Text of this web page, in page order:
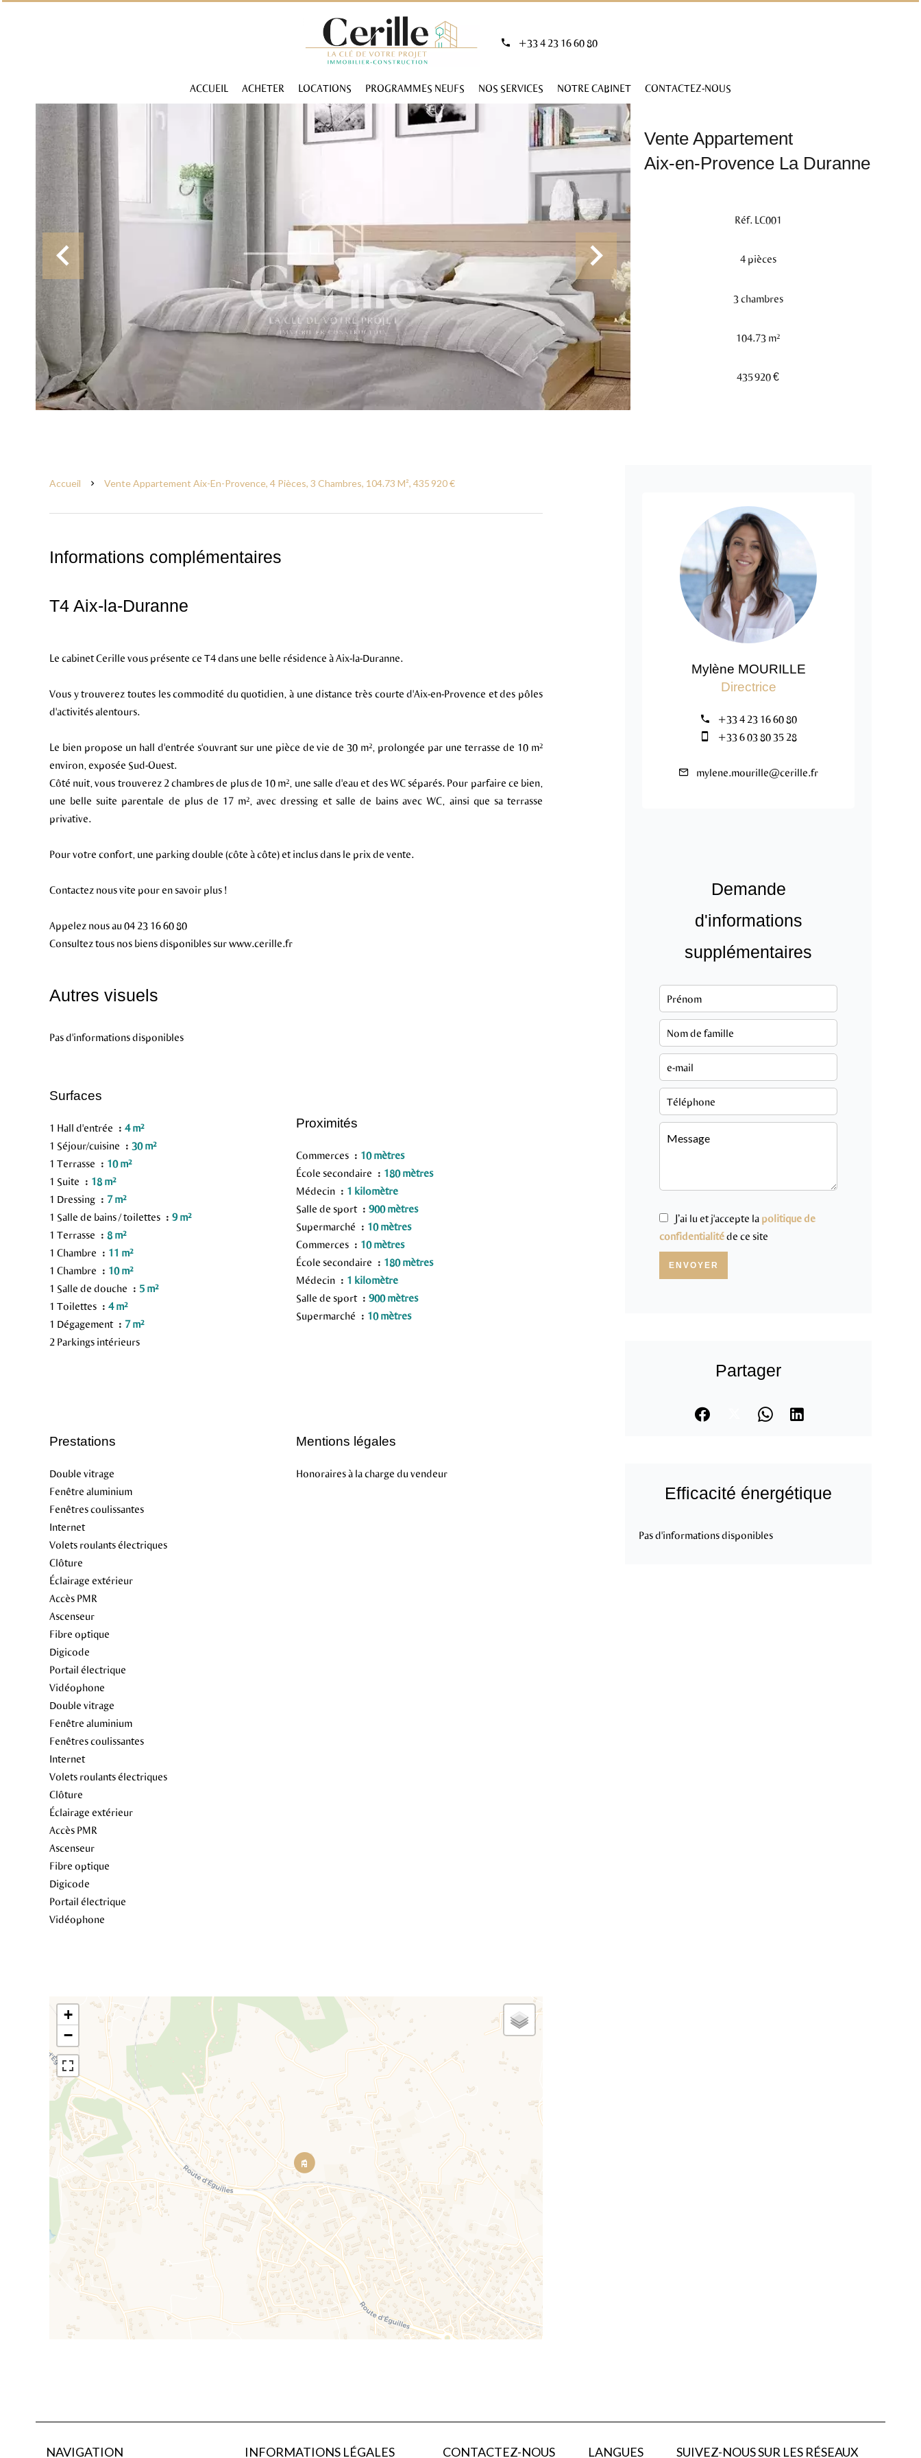
+33 4 23 16 60 80
ACCUEIL ACHETER LOCATIONS PROGRAMMES NEUFS NOS SERVICES NOTRE CABINET CONTACTEZ-NOUS
Vente Appartement
Aix-en-Provence La Duranne
Réf. LC001
4 pièces
3 chambres
104.73 m²
435 920 €
Accueil Vente Appartement Aix-En-Provence, 4 Pièces, 3 Chambres, 104.73 M², 435 920 €
Informations complémentaires
T4 Aix-la-Duranne
Le cabinet Cerille vous présente ce T4 dans une belle résidence à Aix-la-Duranne.
Vous y trouverez toutes les commodité du quotidien, à une distance très courte d'Aix-en-Provence et des pôles
d'activités alentours.
Le bien propose un hall d'entrée s'ouvrant sur une pièce de vie de 30 m², prolongée par une terrasse de 10 m²
environ, exposée Sud-Ouest.
Côté nuit, vous trouverez 2 chambres de plus de 10 m², une salle d'eau et des WC séparés. Pour parfaire ce bien,
une belle suite parentale de plus de 17 m², avec dressing et salle de bains avec WC, ainsi que sa terrasse
privative.
Pour votre confort, une parking double (côte à côte) et inclus dans le prix de vente.
Contactez nous vite pour en savoir plus !
Appelez nous au 04 23 16 60 80
Consultez tous nos biens disponibles sur www.cerille.fr
Autres visuels
Pas d'informations disponibles
Surfaces
1 Hall d'entrée
4 m²
1 Séjour/cuisine
30 m²
1 Terrasse
10 m²
1 Suite
18 m²
1 Dressing
7 m²
1 Salle de bains / toilettes
9 m²
1 Terrasse
8 m²
1 Chambre
11 m²
1 Chambre
10 m²
1 Salle de douche
5 m²
1 Toilettes
4 m²
1 Dégagement
7 m²
2 Parkings intérieurs
Proximités
Commerces
10 mètres
École secondaire
180 mètres
Médecin
1 kilomètre
Salle de sport
900 mètres
Supermarché
10 mètres
Commerces
10 mètres
École secondaire
180 mètres
Médecin
1 kilomètre
Salle de sport
900 mètres
Supermarché
10 mètres
Prestations
Double vitrage
Fenêtre aluminium
Fenêtres coulissantes
Internet
Volets roulants électriques
Clôture
Éclairage extérieur
Accès PMR
Ascenseur
Fibre optique
Digicode
Portail électrique
Vidéophone
Double vitrage
Fenêtre aluminium
Fenêtres coulissantes
Internet
Volets roulants électriques
Clôture
Éclairage extérieur
Accès PMR
Ascenseur
Fibre optique
Digicode
Portail électrique
Vidéophone
Mentions légales
Honoraires à la charge du vendeur
+
−
Mylène MOURILLE
Directrice
+33 4 23 16 60 80
+33 6 03 80 35 28
mylene.mourille@cerille.fr
Demande
d'informations
supplémentaires
J’ai lu et j'accepte la politique de
confidentialitéde ce site
ENVOYER
Partager
Efficacité énergétique
Pas d'informations disponibles
NAVIGATION INFORMATIONS LÉGALES CONTACTEZ-NOUS LANGUES SUIVEZ-NOUS SUR LES RÉSEAUX